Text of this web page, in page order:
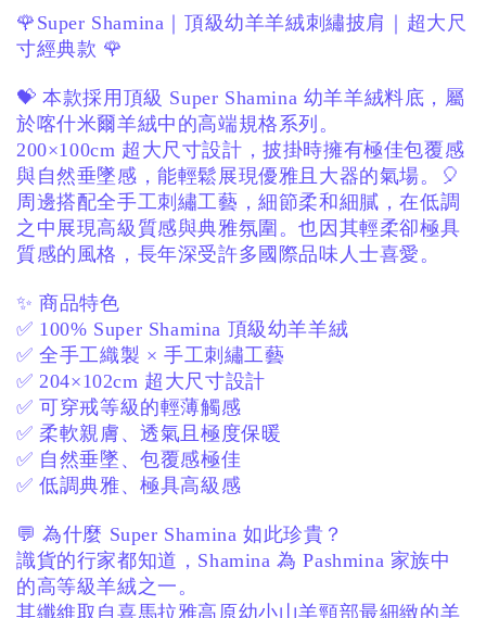
🌹Super Shamina｜頂級幼羊羊絨刺繡披肩｜超大尺
寸經典款 🌹
💝 本款採用頂級 Super Shamina 幼羊羊絨料底， 屬
於喀什米爾羊絨中的高端規格系列。
200×100cm 超大尺寸設計，披掛時擁有極佳包覆感
與自然垂墜感，能輕鬆展現優雅且大器的氣場。
🎈
周邊搭配全手工刺繡工藝，細節柔和細膩，在低調
之中展現高級質感與典雅氛圍。也因其輕柔卻極具
質感的風格， 長年深受許多國際品味人士喜愛。
✨ 商品特色
✅ 100% Super Shamina 頂級幼羊羊絨
✅ 全手工織製 × 手工刺繡工藝
✅ 204×102cm 超大尺寸設計
✅ 可穿戒等級的輕薄觸感
✅ 柔軟親膚、透氣且極度保暖
✅ 自然垂墜、包覆感極佳
✅ 低調典雅、極具高級感
💬 為什麼 Super Shamina 如此珍貴？
識貨的行家都知道， Shamina 為 Pashmina 家族中
的高等級羊絨之一。
其纖維取自喜馬拉雅高原幼小山羊頸部最細緻的羊